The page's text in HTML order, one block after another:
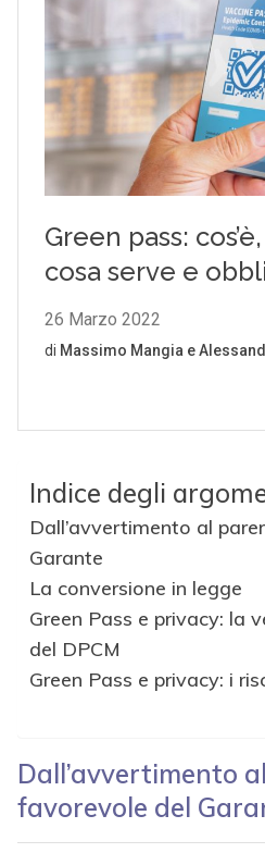
Indice degli
Dall’avvertimento al
Garante
La conversione in legge
Green Pass e privacy: la
del DPCM
Green Pass e privacy: i
Dall’avvertimento
favorevole del